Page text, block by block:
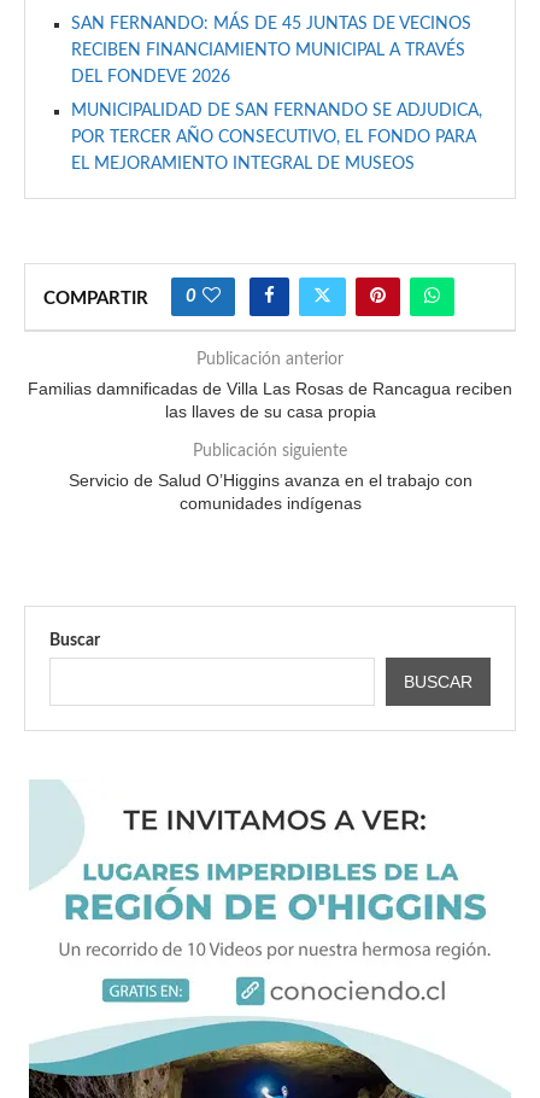
SAN FERNANDO: MÁS DE 45 JUNTAS DE VECINOS
RECIBEN FINANCIAMIENTO MUNICIPAL A TRAVÉS
DEL FONDEVE 2026
MUNICIPALIDAD DE SAN FERNANDO SE ADJUDICA,
POR TERCER AÑO CONSECUTIVO, EL FONDO PARA
EL MEJORAMIENTO INTEGRAL DE MUSEOS
COMPARTIR 0
Publicación anterior
Familias damnificadas de Villa Las Rosas de Rancagua reciben
las llaves de su casa propia
Publicación siguiente
Servicio de Salud O’Higgins avanza en el trabajo con
comunidades indígenas
Buscar
BUSCAR